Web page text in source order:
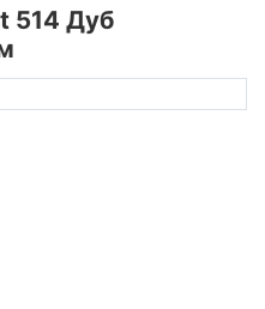
514 Дуб